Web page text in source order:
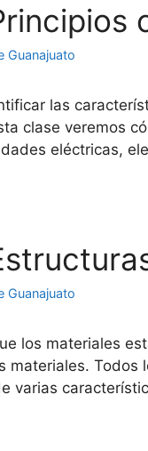
Guanajuato
las
clase veremos
eléctricas,
Guanajuato
los materiales
materiales.
varias